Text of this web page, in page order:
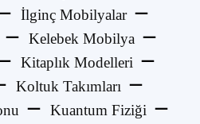
İlginç Mobilyalar
Kelebek Mobilya
Kitaplık Modelleri
Koltuk Takımları
Kuantum Fiziği